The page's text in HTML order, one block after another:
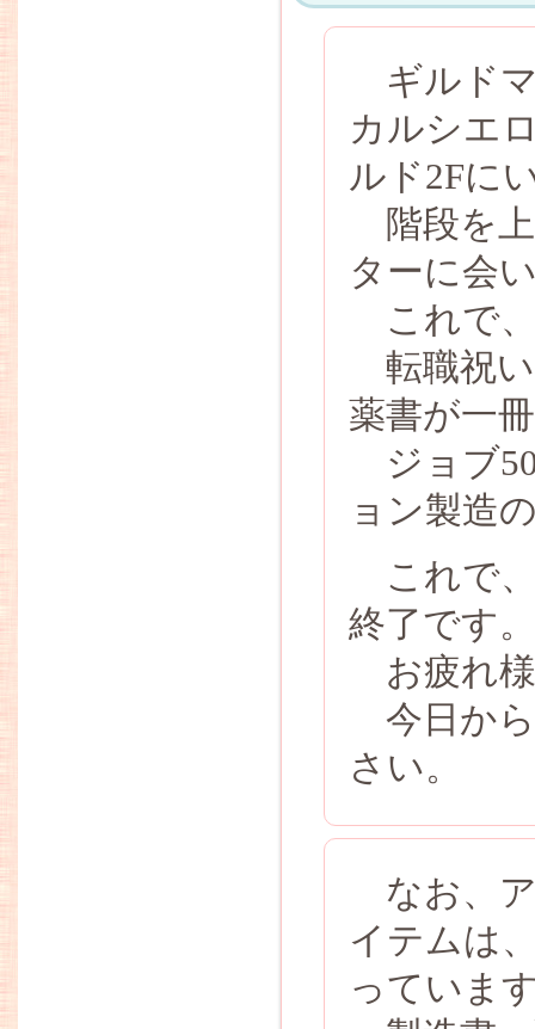
ギルド
カルシエ
ルド2Fに
階段を
ターに会
これで
転職祝
薬書が一
ジョブ
ョン製造
これで
終了です。
お疲れ
今日か
さい。
なお、
イテムは
っていま